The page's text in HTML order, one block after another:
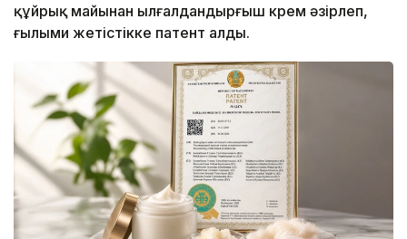
құйрық майынан ылғалдандырғыш крем әзірлеп,
ғылыми жетістікке патент алды.